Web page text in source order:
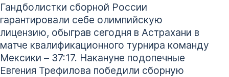
Гандболистки сборной России
гарантировали себе олимпийскую
лицензию, обыграв сегодня в Астрахани в
матче квалификационного турнира команду
Мексики – 37:17. Накануне подопечные
Евгения Трефилова победили сборную